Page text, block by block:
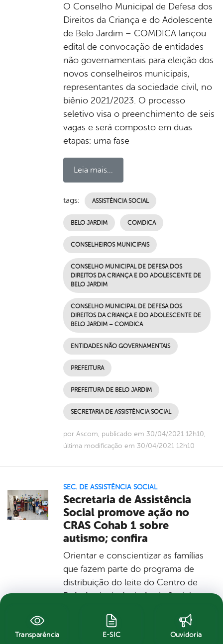
O Conselho Municipal de Defesa dos
Direitos da Criança e do Adolescente
de Belo Jardim – COMDICA lançou
edital de convocação de entidades
não governamentais para eleição dos
novos conselheiros municipais,
representantes da sociedade civil, no
biênio 2021/2023. O processo
seletivo visa o preenchimento de seis
vagas e será composto em duas
etapas: uma fase
Leia mais...
tags: ASSISTÊNCIA SOCIAL
BELO JARDIM COMDICA
CONSELHEIROS MUNICIPAIS
CONSELHO MUNICIPAL DE DEFESA DOS
DIREITOS DA CRIANÇA E DO ADOLESCENTE DE
BELO JARDIM
CONSELHO MUNICIPAL DE DEFESA DOS
DIREITOS DA CRIANÇA E DO ADOLESCENTE DE
BELO JARDIM – COMDICA
ENTIDADES NÃO GOVERNAMENTAIS
PREFEITURA
PREFEITURA DE BELO JARDIM
SECRETARIA DE ASSISTÊNCIA SOCIAL
por Ascom, publicado em 30/04/2021 12h10,
última modificação em 30/04/2021 12h10
SEC. DE ASSISTÊNCIA SOCIAL
Secretaria de Assistência
Social promove ação no
CRAS Cohab 1 sobre
autismo; confira
Orientar e conscientizar as famílias
que fazem parte do programa de
distribuição do leite do Centro de
Referência de Assistência Social
Transtorno do Espectro Autista foi o
objetivo da ação realizada na manhã
Transparência E-SIC Ouvidoria